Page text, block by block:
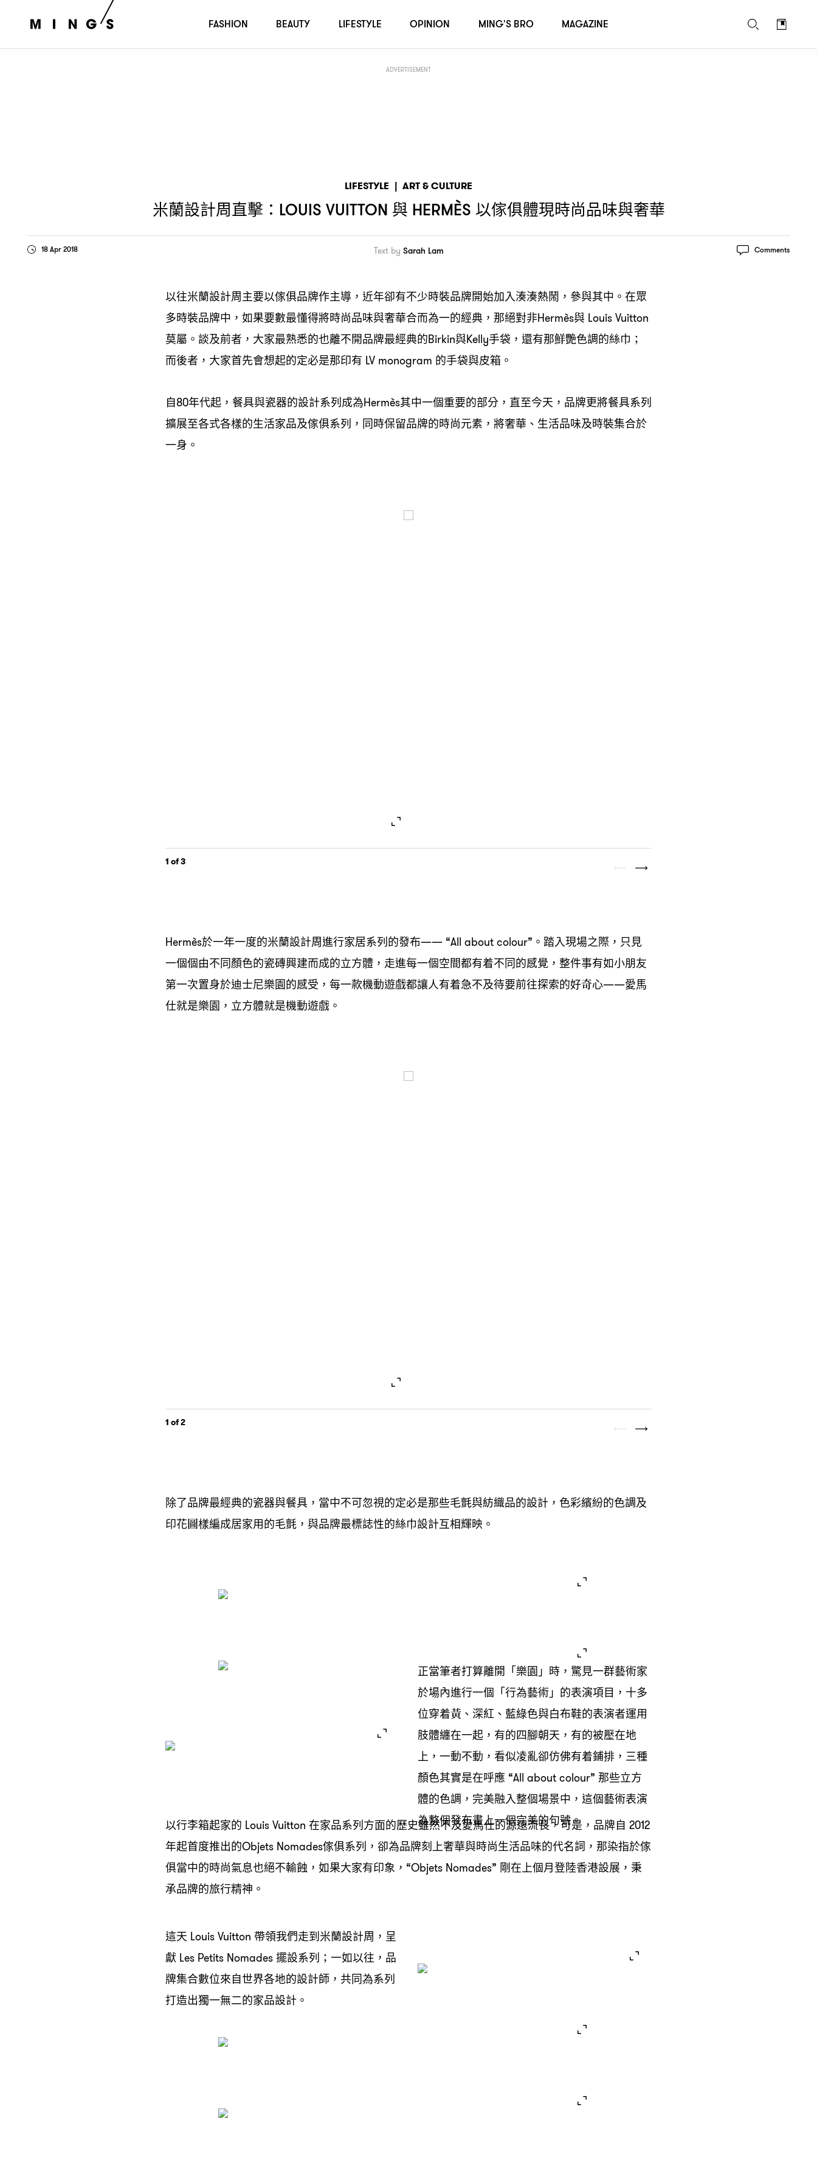
ADVERTISEMENT
LIFESTYLE | ART & CULTURE
米蘭設計周直擊 ：LOUIS VUITTON 與 HERMÈS 以傢俱體現時尚品味與奢華
18 Apr 2018 Text by Sarah Lam Comments
以往米蘭設計周主要以傢俱品牌作主導 ， 近年卻有不少時裝品牌開始加入湊湊熱鬧 ， 參與其中。在眾
多時裝品牌中 ， 如果要數最懂得將時尚品味與奢華合而為一的經典 ， 那絕對非Hermès與 Louis Vuitton
莫屬。談及前者 ， 大家最熟悉的也離不開品牌最經典的Birkin與Kelly手袋 ， 還有那鮮艷色調的絲巾 ；
而後者 ， 大家首先會想起的定必是那印有 LV monogram 的手袋與皮箱。
自80年代起 ， 餐具與瓷器的設計系列成為Hermès其中一個重要的部分 ， 直至今天 ， 品牌更將餐具系列
擴展至各式各樣的生活家品及傢俱系列 ， 同時保留品牌的時尚元素 ， 將奢華、生活品味及時裝集合於
一身。
1 of 3
Hermès於一年一度的米蘭設計周進行家居系列的發布—— “All about colour” 。踏入現場之際 ， 只見
一個個由不同顏色的瓷磚興建而成的立方體 ， 走進每一個空間都有着不同的感覺 ， 整件事有如小朋友
第一次置身於迪士尼樂園的感受 ， 每一款機動遊戲都讓人有着急不及待要前往探索的好奇心——愛馬
仕就是樂園 ， 立方體就是機動遊戲。
1 of 2
除了品牌最經典的瓷器與餐具 ， 當中不可忽視的定必是那些毛氈與紡織品的設計 ， 色彩繽紛的色調及
印花圖樣編成居家用的毛氈 ， 與品牌最標誌性的絲巾設計互相輝映。
正當筆者打算離開「樂園」時 ， 驚見一群藝術家
於場內進行一個「行為藝術」的表演項目 ， 十多
位穿着黃、深紅、藍綠色與白布鞋的表演者運用
肢體纏在一起 ， 有的四腳朝天 ， 有的被壓在地
上 ， 一動不動 ， 看似凌亂卻仿佛有着鋪排 ， 三種
顏色其實是在呼應 “All about colour” 那些立方
體的色調 ， 完美融入整個場景中 ， 這個藝術表演
為整個發布畫上一個完美的句號。
以行李箱起家的 Louis Vuitton 在家品系列方面的歷史雖然不及愛馬仕的源遠流長，可是 ， 品牌自 2012
年起首度推出的Objets Nomades傢俱系列 ， 卻為品牌刻上奢華與時尚生活品味的代名詞 ， 那染指於傢
俱當中的時尚氣息也絕不輸蝕 ， 如果大家有印象 ，“Objets Nomades” 剛在上個月登陸香港設展 ， 秉
承品牌的旅行精神。
這天 Louis Vuitton 帶領我們走到米蘭設計周 ， 呈
獻 Les Petits Nomades擺設系列 ； 一如以往 ， 品
牌集合數位來自世界各地的設計師 ， 共同為系列
打造出獨一無二的家品設計。
FASHION BEAUTY LIFESTYLE OPINION MING'S BRO MAGAZINE
米蘭設計周直擊 Hermès